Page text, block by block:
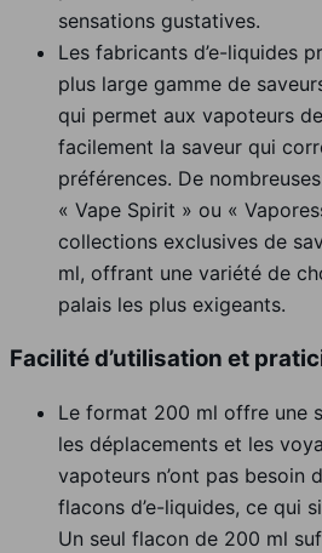
sensations gustatives.
Les fabricants d’e-liquides
plus large gamme de
qui permet aux vapoteurs
facilement la saveur qui
préférences. De
« Vape Spirit » ou «
collections exclusives de
ml, offrant une variété de
palais les plus exigeants.
Facilité d’utilisation et
Le format 200 ml offre une
les déplacements et les
vapoteurs n’ont pas besoin
flacons d’e-liquides, ce qui
Un seul flacon de 200 ml